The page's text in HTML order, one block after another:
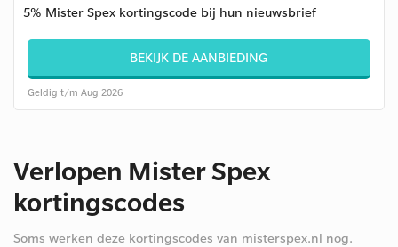
5% Mister Spex kortingscode bij hun nieuwsbrief
BEKIJK DE AANBIEDING
Geldig t/m Aug 2026
Verlopen Mister Spex
kortingscodes
Soms werken deze kortingscodes van misterspex.nl nog.